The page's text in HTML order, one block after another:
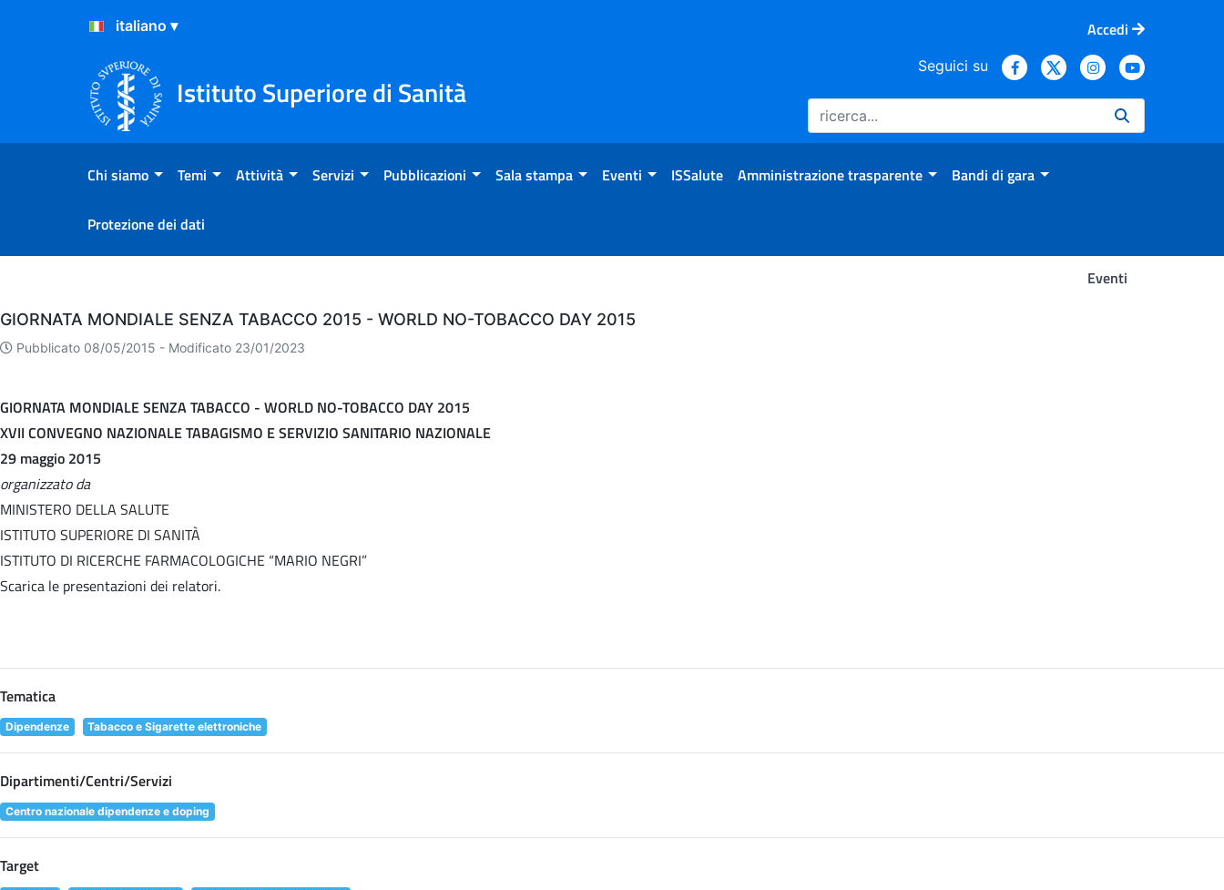
Salta al Contenuto
Salta al Footer
Accedi
Istituto Superiore di Sanità
Seguici su
Chi siamo Temi Attività Servizi Pubblicazioni Sala stampa Eventi ISSalute Amministrazione trasparente Bandi di gara
Protezione dei dati
Eventi
Eventi
GIORNATA MONDIALE SENZA TABACCO 2015 - WORLD NO-TOBACCO DAY 2015
Pubblicato 08/05/2015 - Modificato 23/01/2023
GIORNATA MONDIALE SENZA TABACCO - WORLD NO-TOBACCO DAY 2015
XVII CONVEGNO NAZIONALE TABAGISMO E SERVIZIO SANITARIO NAZIONALE
29 maggio 2015
organizzato da
MINISTERO DELLA SALUTE
ISTITUTO SUPERIORE DI SANITÀ
ISTITUTO DI RICERCHE FARMACOLOGICHE “MARIO NEGRI”
Scarica le presentazioni dei relatori.
Tematica
Dipendenze Tabacco e Sigarette elettroniche
Dipartimenti/Centri/Servizi
Centro nazionale dipendenze e doping
Target